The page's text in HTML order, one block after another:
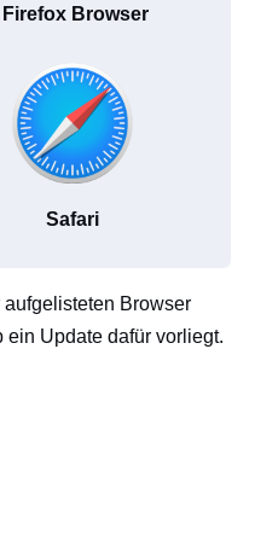
Firefox Browser
Safari
Browser
ein Update dafür vorliegt.